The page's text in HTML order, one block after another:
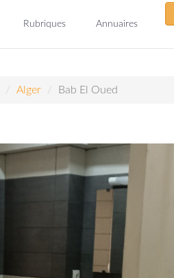
Rubriques Annuaires
Alger Bab El Oued